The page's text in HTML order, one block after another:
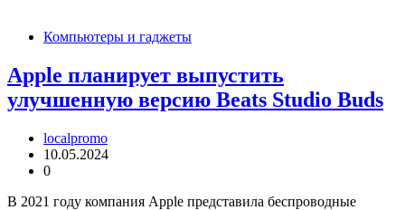
Компьютеры и гаджеты
Apple планирует выпустить
улучшенную версию Beats Studio Buds
localpromo
10.05.2024
0
В 2021 году компания Apple представила беспроводные